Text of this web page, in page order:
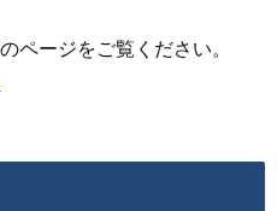
ページをご覧ください。